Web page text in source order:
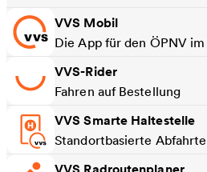
VVS Mobil
Die App für den ÖPNV
VVS-Rider
Fahren auf Bestellung
VVS Smarte Haltestelle
Standortbasierte